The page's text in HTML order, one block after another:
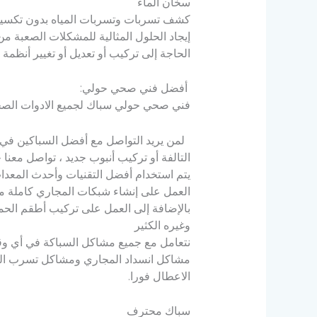
كشف تسربات وتسربات المياه بدون
إيجاد الحلول المثالية للمشكلات
الحاجة إلى تركيب أو تعديل أو تغيير
أفضل فني صحي حولي:
فني صحي حولي سباك لجميع الادوات
لمن يريد التواصل مع أفضل السباكين
التالفة أو تركيب أنبوب جديد ، تواصل
يتم استخدام أفضل التقنيات وأحدث
العمل على إنشاء شبكات المجاري
بالإضافة إلى العمل على تركيب أطقم
وغيره الكثير
نتعامل مع جميع مشاكل السباكة في أي
مشاكل انسداد المجاري ومشاكل تسرب
الاعطال فورا.
سباك محترف